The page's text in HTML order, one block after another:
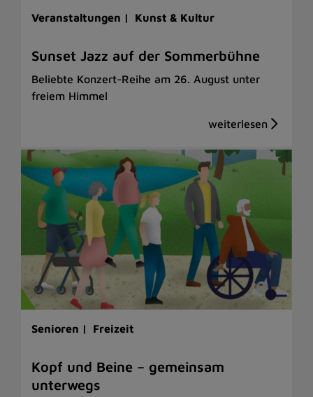
Veranstaltungen | Kunst & Kultur
Sunset Jazz auf der Sommerbühne
Beliebte Konzert-Reihe am 26. August unter
freiem Himmel
Senioren | Freizeit
Kopf und Beine – gemeinsam
unterwegs